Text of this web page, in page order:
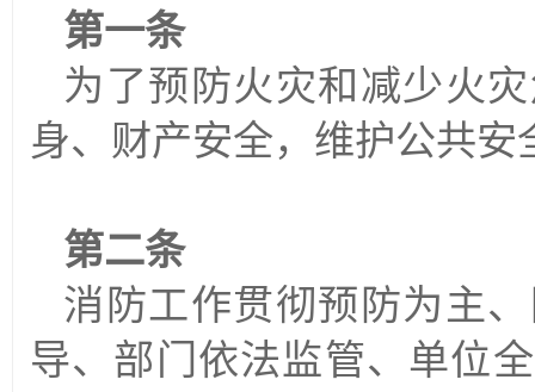
第一条
为了预防火灾和减少火
身、财产安全，维护公共安
第二条
消防工作贯彻预防为主
导、部门依法监管、单位